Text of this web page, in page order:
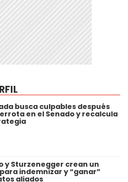
busca culpables después
en el Senado y recalcula
y Sturzenegger crean un
indemnizar y “ganar”
aliados